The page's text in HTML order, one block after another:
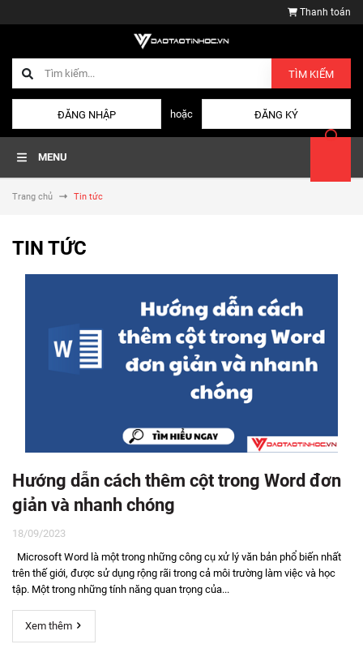
Thanh toán
TÌM KIẾM
ĐĂNG NHẬP hoặc ĐĂNG KÝ
MENU
Trang chủ Tin tức
TIN TỨC
Hướng dẫn cách thêm cột trong Word đơn
giản và nhanh chóng
18/09/2023
Microsoft Word là một trong những công cụ xử lý văn bản phổ biến nhất
trên thế giới, được sử dụng rộng rãi trong cả môi trường làm việc và học
tập. Một trong những tính năng quan trọng của...
Xem thêm